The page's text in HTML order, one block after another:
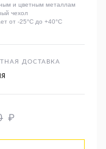
и цветным металлам
чехол
от -25°C до +40°C
ДОСТАВКА
₽